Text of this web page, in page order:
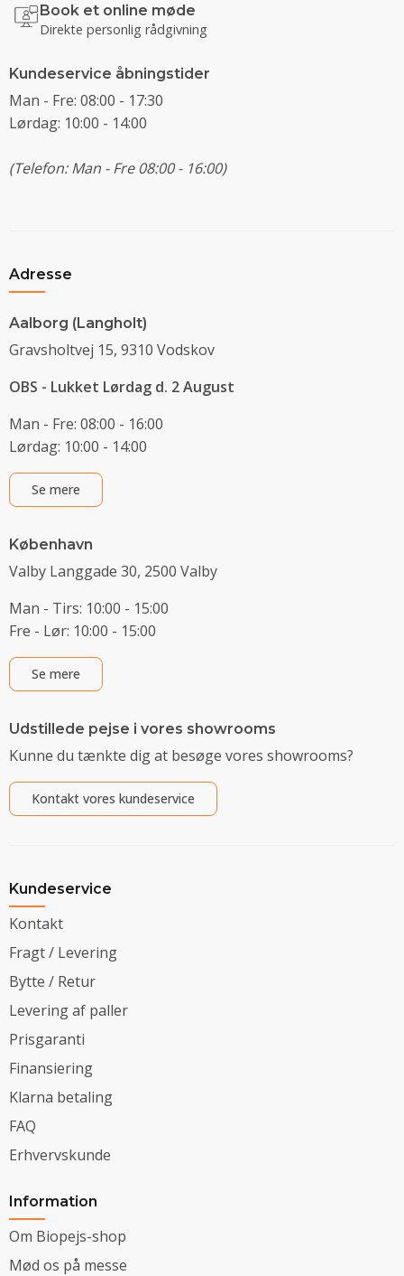
Book et online møde
Direkte personlig rådgivning
Kundeservice åbningstider
Man - Fre: 08:00 - 17:30
Lørdag: 10:00 - 14:00
(Telefon: Man - Fre 08:00 - 16:00)
Adresse
Aalborg (Langholt)
Gravsholtvej 15, 9310 Vodskov
OBS - Lukket Lørdag d. 2 August
Man - Fre: 08:00 - 16:00
Lørdag: 10:00 - 14:00
Se mere
København
Valby Langgade 30, 2500 Valby
Man - Tirs: 10:00 - 15:00
Fre - Lør: 10:00 - 15:00
Se mere
Udstillede pejse i vores showrooms
Kunne du tænkte dig at besøge vores showrooms?
Kontakt vores kundeservice
Kundeservice
Kontakt
Fragt / Levering
Bytte / Retur
Levering af paller
Prisgaranti
Finansiering
Klarna betaling
FAQ
Erhvervskunde
Information
Om Biopejs-shop
Mød os på messe